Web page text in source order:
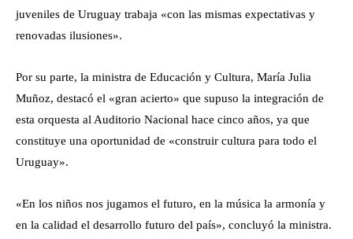
juveniles de Uruguay trabaja «con las mismas expectativas y
renovadas ilusiones».
Por su parte, la ministra de Educación y Cultura, María Julia
Muñoz, destacó el «gran acierto» que supuso la integración de
esta orquesta al Auditorio Nacional hace cinco años, ya que
constituye una oportunidad de «construir cultura para todo el
Uruguay».
«En los niños nos jugamos el futuro, en la música la armonía y
en la calidad el desarrollo futuro del país», concluyó la ministra.